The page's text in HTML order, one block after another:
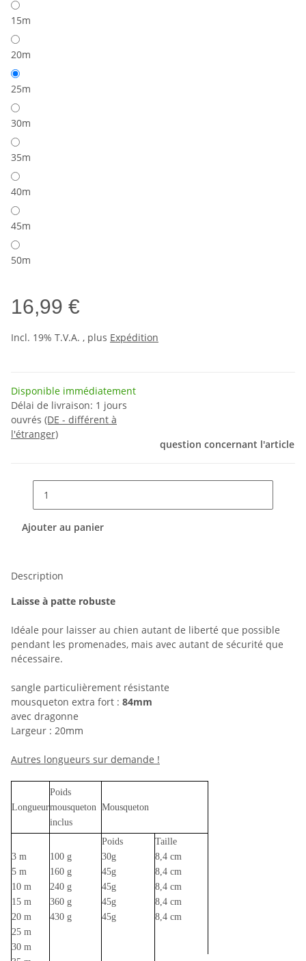
15m
20m
25m
30m
35m
40m
45m
50m
16,99 €
Incl. 19% T.V.A. , plus Expédition
Disponible immédiatement
Délai de livraison: 1 jours
ouvrés (DE - différent à
l'étranger)
question concernant l'article
Ajouter au panier
Description
Laisse à patte robuste
Idéale pour laisser au chien autant de liberté que possible
pendant les promenades, mais avec autant de sécurité que
nécessaire.
sangle particulièrement résistante
mousqueton extra fort : 84mm
avec dragonne
Largeur : 20mm
Autres longueurs sur demande !
Longueur
Poids
mousqueton
inclus
Mousqueton
Poids
Taille
3 m
100 g 30g
8,4 cm
5 m
160 g 45g
8,4 cm
10 m
240 g 45g
8,4 cm
15 m
360 g 45g
8,4 cm
20 m
430 g 45g
8,4 cm
25 m
30 m